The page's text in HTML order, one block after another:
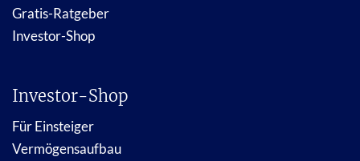
Gratis-Ratgeber
Investor-Shop
Investor-Shop
Für Einsteiger
Vermögensaufbau